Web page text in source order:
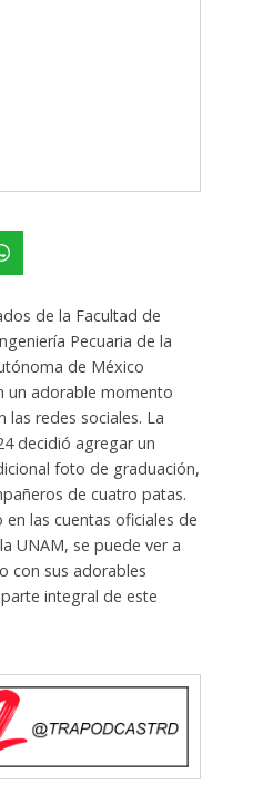
​​de la Facultad de
Pecuaria de la
de México
un adorable momento
las redes sociales. La
decidió agregar un
foto de graduación,
de cuatro patas.
las cuentas oficiales de
UNAM, se puede ver a
con sus adorables
integral de este